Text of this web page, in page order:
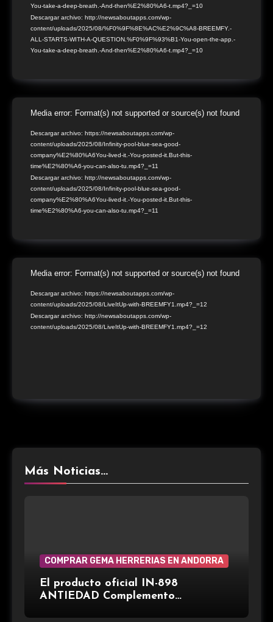
You-take-a-deep-breath.-And-then%E2%80%A6-t.mp4?_=10
Descargar archivo: http://newsaboutapps.com/wp-
content/uploads/2025/08/%F0%9F%8E%AC%E2%9C%A8-BREEMFY.-
ALL-STARTS-WITH-A-QUESTION.%F0%9F%93%B1-You-open-the-app.-
You-take-a-deep-breath.-And-then%E2%80%A6-t.mp4?_=10
Reproductor
de
vídeo
Media error: Format(s) not supported or source(s) not found
Descargar archivo: https://newsaboutapps.com/wp-
content/uploads/2025/08/Infinity-pool-blue-sea-good-
company%E2%80%A6You-lived-it.-You-posted-it.But-this-
time%E2%80%A6-you-can-also-tu.mp4?_=11
Descargar archivo: http://newsaboutapps.com/wp-
content/uploads/2025/08/Infinity-pool-blue-sea-good-
company%E2%80%A6You-lived-it.-You-posted-it.But-this-
time%E2%80%A6-you-can-also-tu.mp4?_=11
Reproductor
de
vídeo
Media error: Format(s) not supported or source(s) not found
Descargar archivo: https://newsaboutapps.com/wp-
content/uploads/2025/08/LiveItUp-with-BREEMFY1.mp4?_=12
Descargar archivo: http://newsaboutapps.com/wp-
content/uploads/2025/08/LiveItUp-with-BREEMFY1.mp4?_=12
Más Noticias...
COMPRAR GEMA HERRERIAS EN ANDORRA
El producto oficial IN-898
ANTIEDAD Complemento